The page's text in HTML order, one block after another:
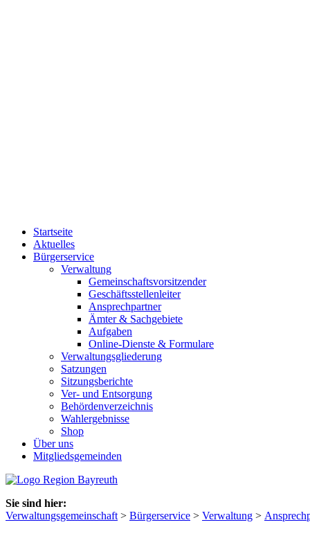
Startseite
Aktuelles
Bürgerservice
Verwaltung
Gemeinschaftsvorsitzender
Geschäftsstellenleiter
Ansprechpartner
Ämter & Sachgebiete
Aufgaben
Online-Dienste & Formulare
Verwaltungsgliederung
Satzungen
Sitzungsberichte
Ver- und Entsorgung
Behördenverzeichnis
Wahlergebnisse
Shop
Über uns
Mitgliedsgemeinden
Sie sind hier:
Verwaltungsgemeinschaft > Bürgerservice > Verwaltung >